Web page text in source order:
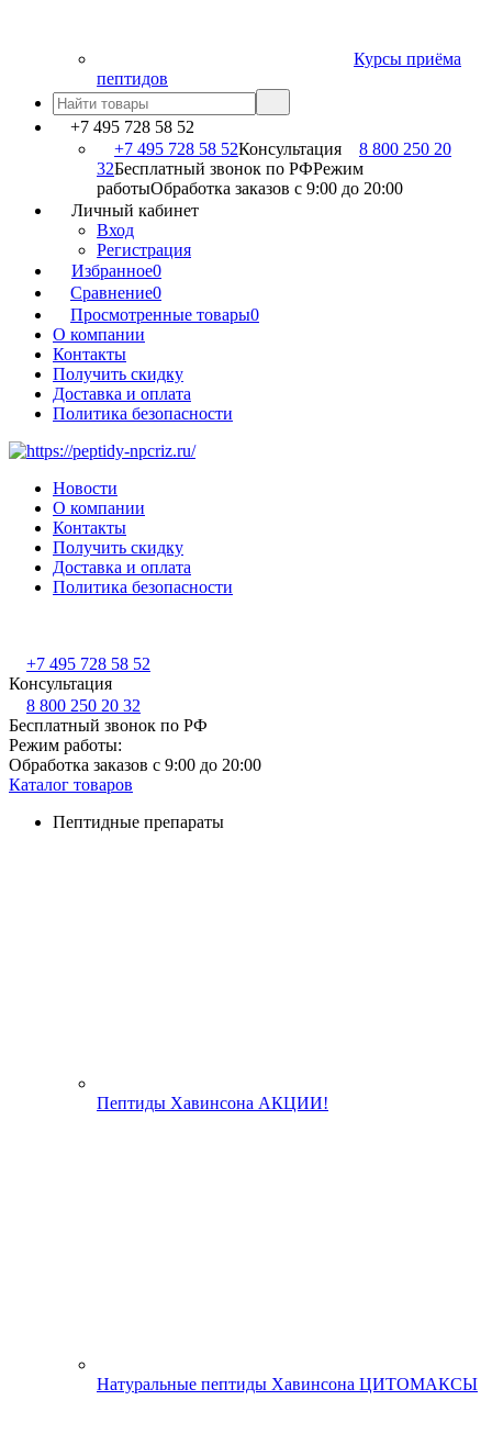
Курсы приёма
пептидов
+7 495 728 58 52
+7 495 728 58 52Консультация
8 800 250 20
32Бесплатный звонок по РФРежим
работыОбработка заказов с 9:00 до 20:00
Личный кабинет
Вход
Регистрация
Избранное0
Сравнение0
Просмотренные товары0
О компании
Контакты
Получить скидку
Доставка и оплата
Политика безопасности
Новости
О компании
Контакты
Получить скидку
Доставка и оплата
Политика безопасности
+7 495 728 58 52
Консультация
8 800 250 20 32
Бесплатный звонок по РФ
Режим работы:
Обработка заказов с 9:00 до 20:00
Каталог товаров
Пептидные препараты
Пептиды Хавинсона АКЦИИ!
Натуральные пептиды Хавинсона ЦИТОМАКСЫ